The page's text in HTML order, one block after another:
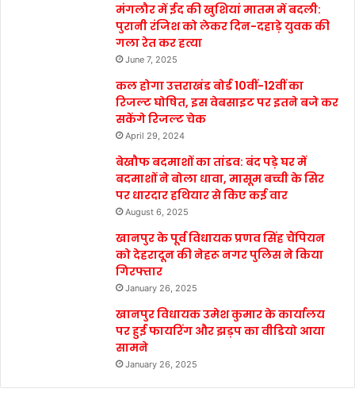
मंगलौर में ईद की खुशियां मातम में बदली:
पुरानी रंजिश को लेकर दिन-दहाड़े युवक की
गला रेत कर हत्या
June 7, 2025
कल होगा उत्तराखंड बोर्ड 10वीं-12वीं का
रिजल्ट घोषित, इस वेबसाइट पर इतने बजे कर
सकेंगे रिजल्ट चेक
April 29, 2024
बेखौफ बदमाशों का तांडव: बंद पड़े घर में
बदमाशों ने बोला धावा, मासूम बच्ची के सिर
पर धारदार हथियार से किए कई वार
August 6, 2025
खानपुर के पूर्व विधायक प्रणव सिंह चैंपियन
को देहरादून की नेहरू नगर पुलिस ने किया
गिरफ्तार
January 26, 2025
खानपुर विधायक उमेश कुमार के कार्यालय
पर हुई फायरिंग और झड़प का वीडियो आया
सामने
January 26, 2025